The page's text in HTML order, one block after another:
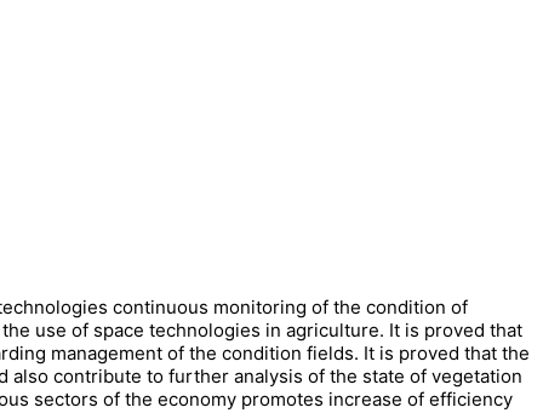
continuous monitoring of the condition of
use of space technologies in agriculture. It is proved that
management of the condition fields. It is proved that the
also contribute to further analysis of the state of vegetation
sectors of the economy promotes increase of efficiency